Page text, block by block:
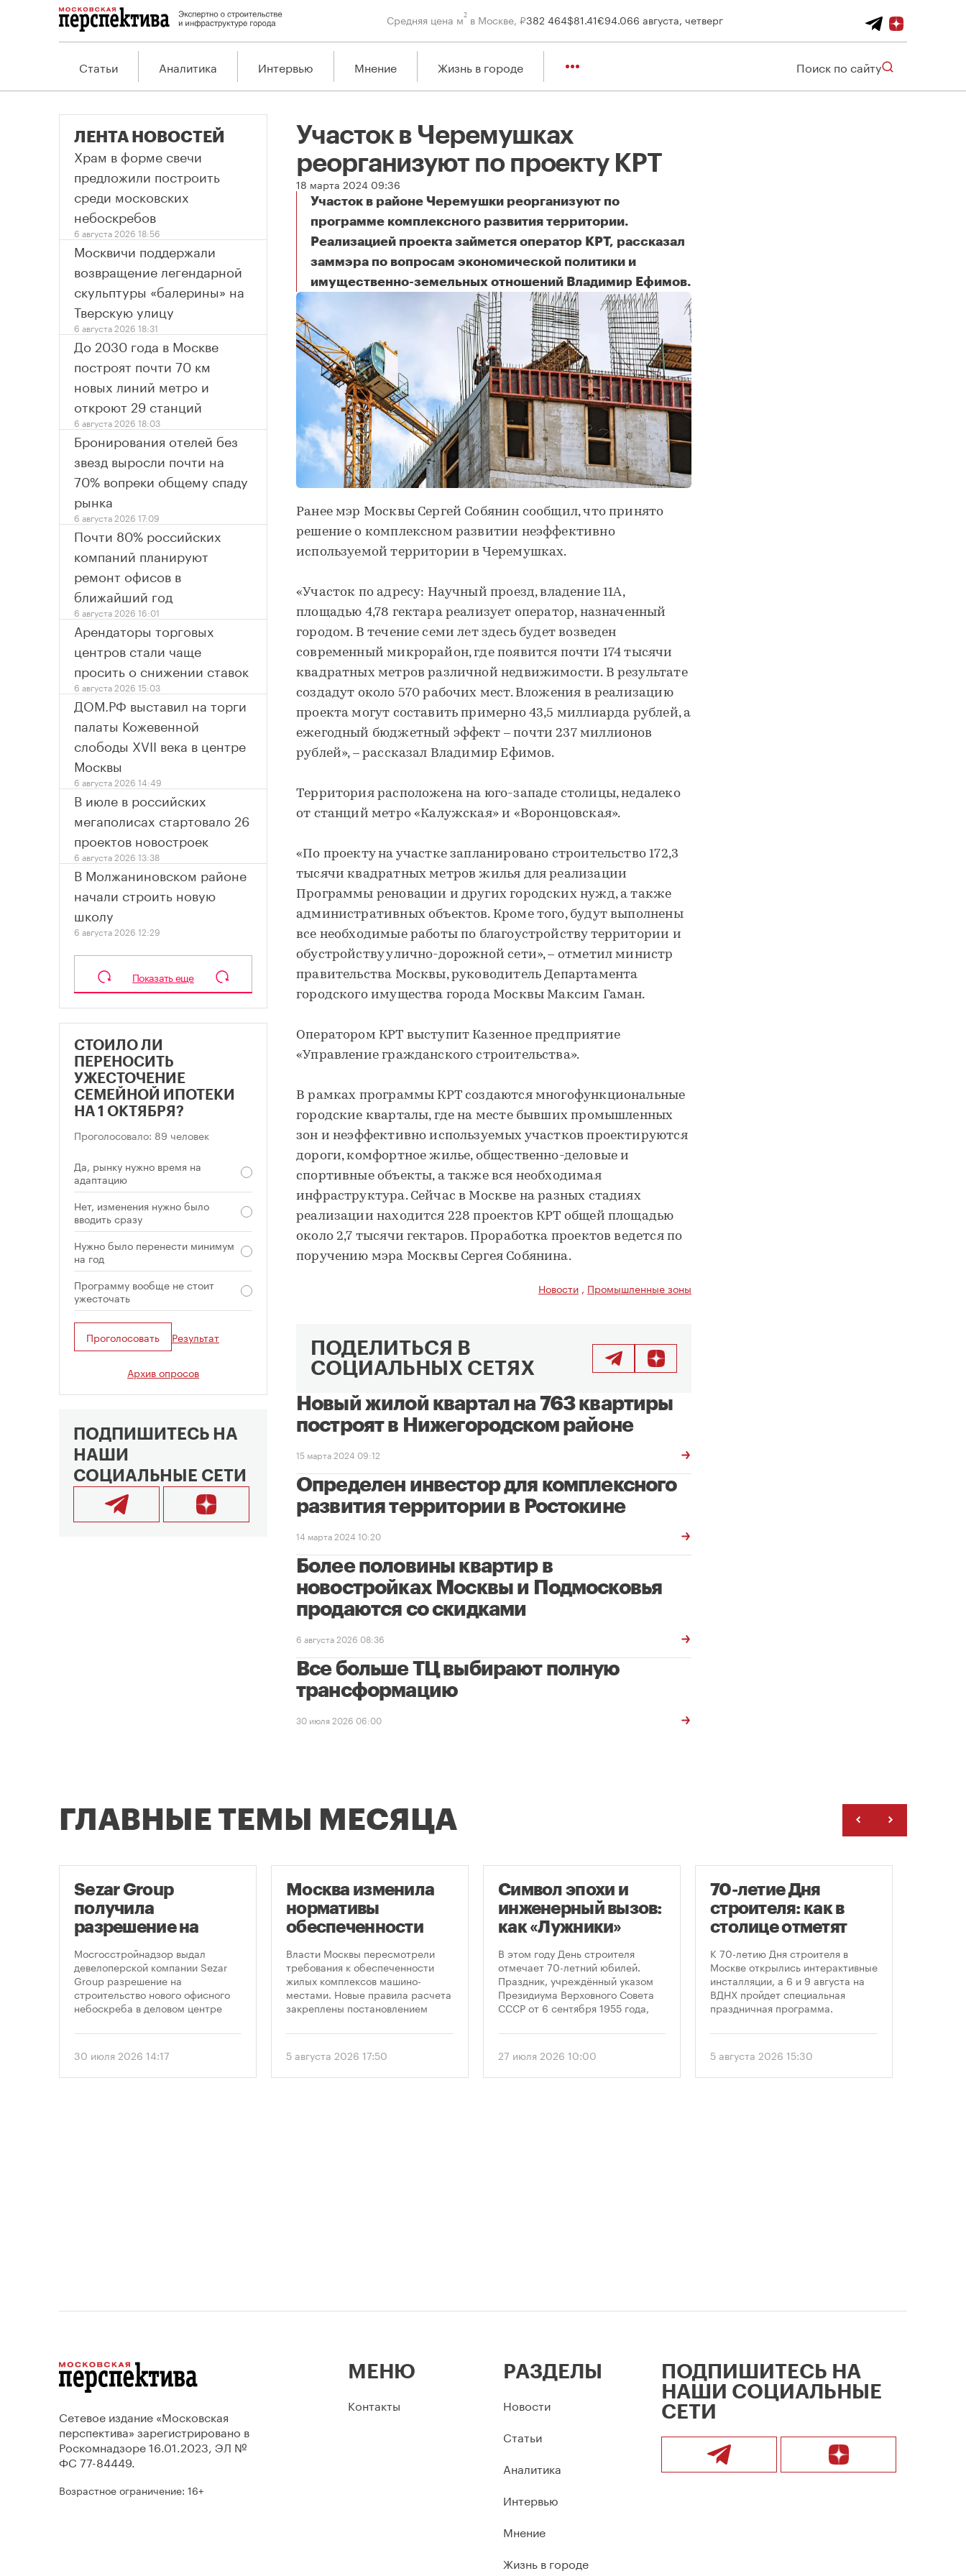
Средняя цена м2 в Москве, ₽382 464$81.41€94.066 августа, четверг
Статьи Аналитика Интервью Мнение Жизнь в городе Поиск по сайту
Участок в Черемушках
реорганизуют по проекту КРТ
18 марта 2024 09:36
Участок в районе Черемушки реорганизуют по
программе комплексного развития территории.
Реализацией проекта займется оператор КРТ, рассказал
заммэра по вопросам экономической политики и
имущественно-земельных отношений Владимир Ефимов.
Участок в Черемушках реорганизуют по проекту КРТ
Ранее мэр Москвы Сергей Собянин сообщил, что принято
решение о комплексном развитии неэффективно
используемой территории в Черемушках.
«Участок по адресу: Научный проезд, владение 11А,
площадью 4,78 гектара реализует оператор, назначенный
городом. В течение семи лет здесь будет возведен
современный микрорайон, где появится почти 174 тысячи
квадратных метров различной недвижимости. В результате
создадут около 570 рабочих мест. Вложения в реализацию
проекта могут составить примерно 43,5 миллиарда рублей, а
ежегодный бюджетный эффект – почти 237 миллионов
рублей», – рассказал Владимир Ефимов.
Территория расположена на юго-западе столицы, недалеко
от станций метро «Калужская» и «Воронцовская».
«По проекту на участке запланировано строительство 172,3
тысячи квадратных метров жилья для реализации
Программы реновации и других городских нужд, а также
административных объектов. Кроме того, будут выполнены
все необходимые работы по благоустройству территории и
обустройству улично-дорожной сети», – отметил министр
правительства Москвы, руководитель Департамента
городского имущества города Москвы Максим Гаман.
Оператором КРТ выступит Казенное предприятие
«Управление гражданского строительства».
В рамках программы КРТ создаются многофункциональные
городские кварталы, где на месте бывших промышленных
зон и неэффективно используемых участков проектируются
дороги, комфортное жилье, общественно-деловые и
спортивные объекты, а также вся необходимая
инфраструктура. Сейчас в Москве на разных стадиях
реализации находится 228 проектов КРТ общей площадью
около 2,7 тысячи гектаров. Проработка проектов ведется по
поручению мэра Москвы Сергея Собянина.
Новости , Промышленные зоны
ПОДЕЛИТЬСЯ В
СОЦИАЛЬНЫХ СЕТЯХ
Новый жилой квартал на 763 квартиры
построят в Нижегородском районе
15 марта 2024 09:12
Определен инвестор для комплексного
развития территории в Ростокине
14 марта 2024 10:20
Более половины квартир в
новостройках Москвы и Подмосковья
продаются со скидками
6 августа 2026 08:36
Все больше ТЦ выбирают полную
трансформацию
30 июля 2026 06:00
ЛЕНТА НОВОСТЕЙ
Храм в форме свечи
предложили построить
среди московских
небоскребов
6 августа 2026 18:56
Москвичи поддержали
возвращение легендарной
скульптуры «балерины» на
Тверскую улицу
6 августа 2026 18:31
До 2030 года в Москве
построят почти 70 км
новых линий метро и
откроют 29 станций
6 августа 2026 18:03
Бронирования отелей без
звезд выросли почти на
70% вопреки общему спаду
рынка
6 августа 2026 17:09
Почти 80% российских
компаний планируют
ремонт офисов в
ближайший год
6 августа 2026 16:01
Арендаторы торговых
центров стали чаще
просить о снижении ставок
6 августа 2026 15:03
ДОМ.РФ выставил на торги
палаты Кожевенной
слободы XVII века в центре
Москвы
6 августа 2026 14:49
В июле в российских
мегаполисах стартовало 26
проектов новостроек
6 августа 2026 13:38
В Молжаниновском районе
начали строить новую
школу
6 августа 2026 12:29
Показать еще
СТОИЛО ЛИ
ПЕРЕНОСИТЬ
УЖЕСТОЧЕНИЕ
СЕМЕЙНОЙ ИПОТЕКИ
НА 1 ОКТЯБРЯ?
Проголосовало: 89 человек
Да, рынку нужно время на
адаптацию
Нет, изменения нужно было
вводить сразу
Нужно было перенести минимум
на год
Программу вообще не стоит
ужесточать
Проголосовать Результат
Архив опросов
ПОДПИШИТЕСЬ НА
НАШИ
СОЦИАЛЬНЫЕ СЕТИ
ГЛАВНЫЕ ТЕМЫ МЕСЯЦА
Sezar Group
получила
разрешение на
строительство
небоскреба в
«Москва-Сити»
Мосгосстройнадзор выдал
девелоперской компании Sezar
Group разрешение на
строительство нового офисного
небоскреба в деловом центре
предусматривает возведение 52-
метров.
30 июля 2026 14:17
Москва изменила
нормативы
обеспеченности
парковками
Власти Москвы пересмотрели
требования к обеспеченности
жилых комплексов машино-
местами. Новые правила расчета
закреплены постановлением
от 5 августа 2026 года. Документ
подход к определению
необходимого количества
5 августа 2026 17:50
Символ эпохи и
инженерный вызов:
как «Лужники»
Дня строителя
В этом году День строителя
отмечает 70-летний юбилей.
Праздник, учреждённый указом
Президиума Верховного Совета
СССР от 6 сентября 1955 года,
1956 года. И главным подарком
стало открытие Большой
спортивной арены «Лужники». С
27 июля 2026 10:00
70-летие Дня
строителя: как в
столице отметят
профессионального
праздника
К 70-летию Дня строителя в
Москве открылись интерактивные
инсталляции, а 6 и 9 августа на
ВДНХ пройдет специальная
праздничная программа.
5 августа 2026 15:30
Сетевое издание «Московская
перспектива» зарегистрировано в
Роскомнадзоре 16.01.2023, ЭЛ №
ФС 77-84449.
Возрастное ограничение: 16+
МЕНЮ
Контакты
РАЗДЕЛЫ
Новости
Статьи
Аналитика
Интервью
Мнение
Жизнь в городе
ПОДПИШИТЕСЬ НА
НАШИ СОЦИАЛЬНЫЕ
СЕТИ